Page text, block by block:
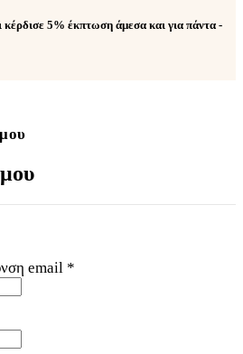
κέρδισε 5% έκπτωση άμεσα και για πάντα -
email *